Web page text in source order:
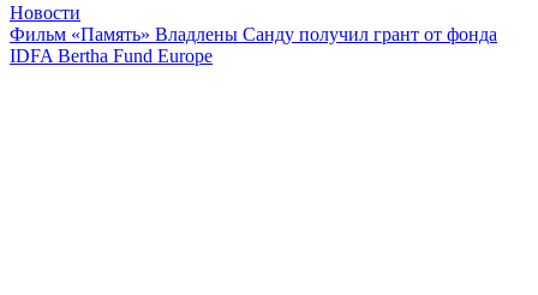
Новости
Фильм «Память» Владлены Санду получил грант от фонда
IDFA Bertha Fund Europe